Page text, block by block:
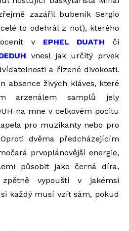
zazářil bubeník Sergio
to odehrál z not), kterého
v EPHEL DUATH či
vnesl jak určitý prvek
a řízené divokosti.
absence živých kláves, které
arzenálem samplů jely
na mne v celkovém pocitu
pro muzikanty nebo pro
dvěma předcházejícím
prvoplánovější energie,
působit jako černá díra,
vypouští v jakémsi
každý musí vzít sám, pokud